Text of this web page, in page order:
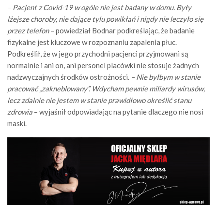
– Pacjent z Covid-19 w ogóle nie jest badany w domu. Były
lżejsze choroby, nie dające tylu powikłań i nigdy nie leczyło się
przez telefon– powiedział Bodnar podkreślając, że badanie
fizykalne jest kluczowe w rozpoznaniu zapalenia płuc.
Podkreślił, że w jego przychodni pacjenci przyjmowani są
normalnie i ani on, ani personel placówki nie stosuje żadnych
nadzwyczajnych środków ostrożności. – Nie byłbym w stanie
pracować „zakneblowany”. Wdycham pewnie miliardy wirusów,
lecz zdalnie nie jestem w stanie prawidłowo określić stanu
zdrowia – wyjaśnił odpowiadając na pytanie dlaczego nie nosi
maski.